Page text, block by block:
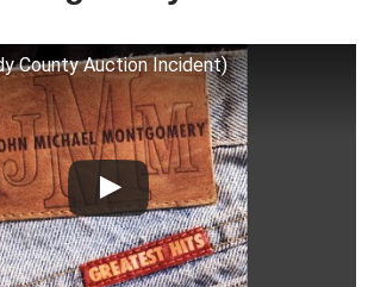
County Auction Incident)